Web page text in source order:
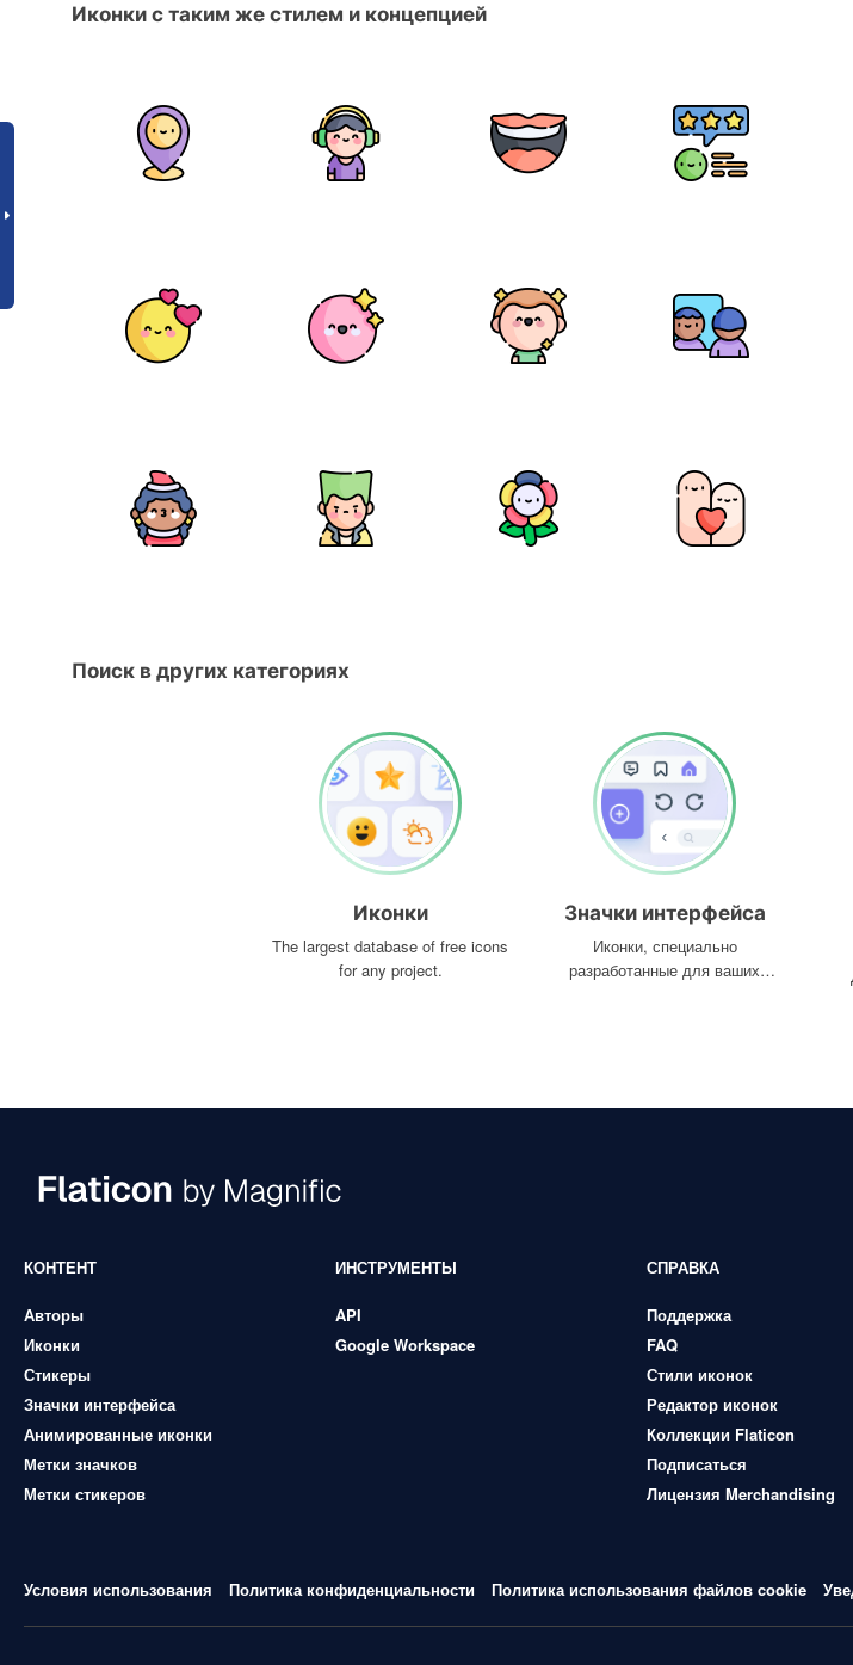
Иконки с таким же стилем и концепцией
Поиск в других категориях
Иконки
The largest database of free icons
for any project.
Значки интерфейса
Иконки, специально
разработанные для ваших
КОНТЕНТ
Авторы
Иконки
Стикеры
Значки интерфейса
Анимированные иконки
Метки значков
Метки стикеров
ИНСТРУМЕНТЫ
API
Google Workspace
СПРАВКА
Поддержка
FAQ
Стили иконок
Редактор иконок
Коллекции Flaticon
Подписаться
Лицензия Merchandising
Условия использования Политика конфиденциальности Политика использования файлов cookie